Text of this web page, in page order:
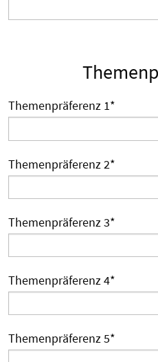
Themenpräferenz 1*
Themenpräferenz 2*
Themenpräferenz 3*
Themenpräferenz 4*
Themenpräferenz 5*